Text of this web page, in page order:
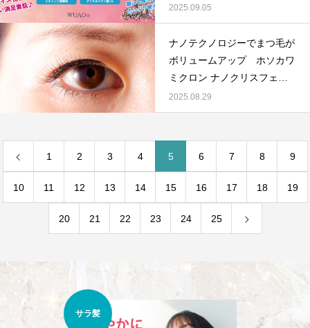
2025.09.05
ナノテクノロジーでまつ毛が
ボリュームアップ ホソカワ
ミクロン ナノクリスフェ
ア アイラッシュセラム
2025.08.29
1 2 3 4 5 6 7 8 9
10 11 12 13 14 15 16 17 18 19
20 21 22 23 24 25
うねり